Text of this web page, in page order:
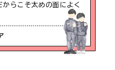
らこそ太めの面によく